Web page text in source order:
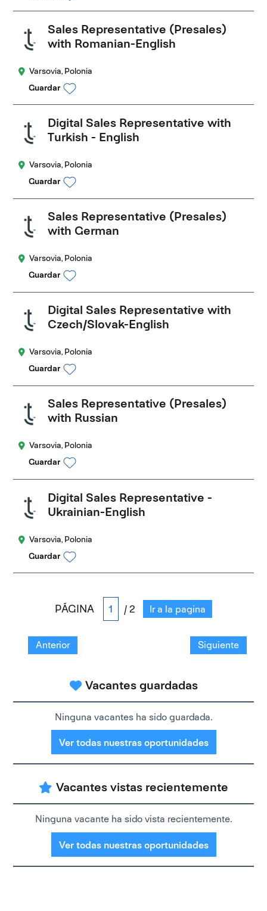
Sales Representative (Presales)
with Romanian-English
Varsovia, Polonia
Guardar
Digital Sales Representative with
Turkish - English
Varsovia, Polonia
Guardar
Sales Representative (Presales)
with German
Varsovia, Polonia
Guardar
Digital Sales Representative with
Czech/Slovak-English
Varsovia, Polonia
Guardar
Sales Representative (Presales)
with Russian
Varsovia, Polonia
Guardar
Digital Sales Representative -
Ukrainian-English
Varsovia, Polonia
Guardar
PÁGINA / 2 Ir a la pagina
Anterior Siguiente
Vacantes guardadas
Ninguna vacantes ha sido guardada.
Ver todas nuestras oportunidades
Vacantes vistas recientemente
Ninguna vacante ha sido vista recientemente.
Ver todas nuestras oportunidades